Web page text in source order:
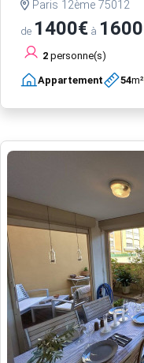
Paris 12ème 75012
de 1400€ à
2 personne(s)
Appartement 54m²